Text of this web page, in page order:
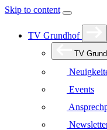
Skip to content
TV Grundhof
TV
Events